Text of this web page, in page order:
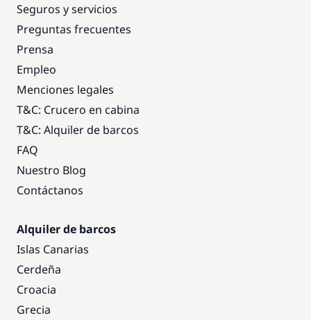
Seguros y servicios
Preguntas frecuentes
Prensa
Empleo
Menciones legales
T&C: Crucero en cabina
T&C: Alquiler de barcos
FAQ
Nuestro Blog
Contáctanos
Alquiler de barcos
Islas Canarias
Cerdeña
Croacia
Grecia